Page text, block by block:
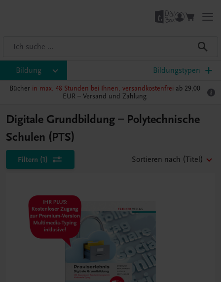
Bildung Bildungstypen
Bücher in max. 48 Stunden bei Ihnen, versandkostenfrei ab 29,00
EUR – Versand und Zahlung
Digitale Grundbildung – Polytechnische
Schulen (PTS)
Filtern (1) Sortieren nach (Titel)